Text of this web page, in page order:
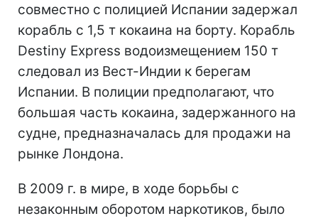
совместно с полицией Испании задержал
корабль с 1,5 т кокаина на борту. Корабль
Destiny Express водоизмещением 150 т
следовал из Вест-Индии к берегам
Испании. В полиции предполагают, что
большая часть кокаина, задержанного на
судне, предназначалась для продажи на
рынке Лондона.
В 2009 г. в мире, в ходе борьбы с
незаконным оборотом наркотиков, было